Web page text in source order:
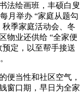
法绘画班，丰硕白叟
月举办 “家庭从题勾
季家庭活动会、冬
物业还供给 “全家便
定，以至帮手接送
当性和社区空气，
窗口期，早日为全家